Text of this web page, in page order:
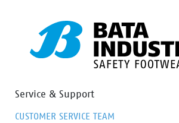
gewatteerde badstof in de zool en
Service & Support
CUSTOMER SERVICE TEAM